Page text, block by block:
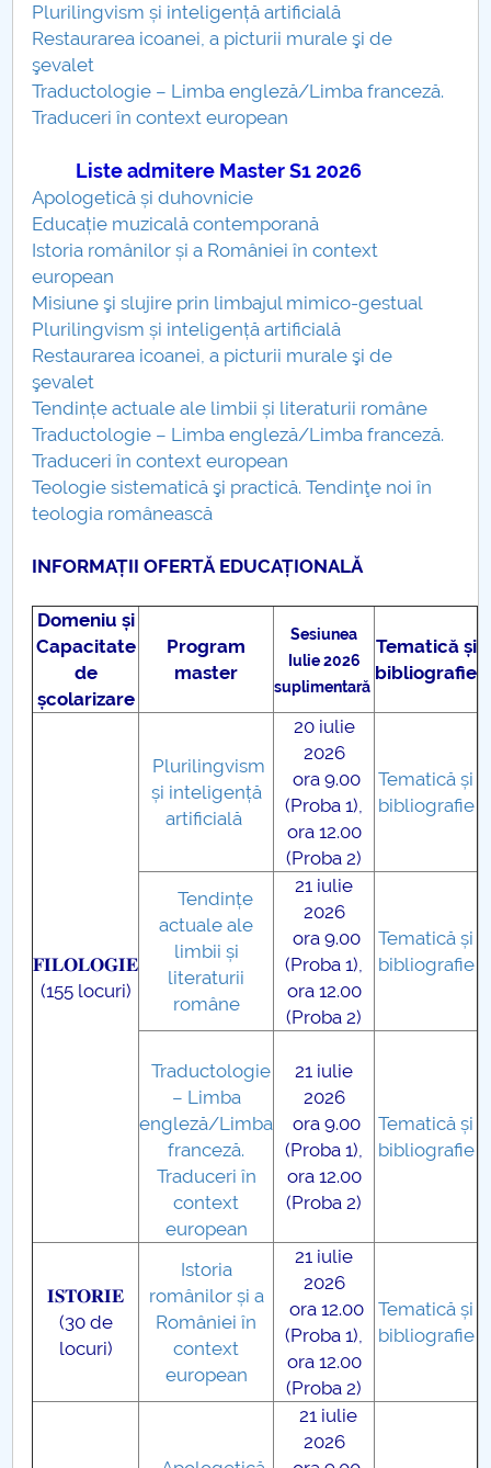
Raportul Conducerii Centrului Universitar Pitești
privind implementarea Planului Operațional 2020-
2024
Centrul de Consiliere și Orientare în Carieră
Chestionar angajabilitate ALUMNI – UPB
CAR2026
MENIU CANTINA
Admitere licență 2026
Admitere master 2026
Admitere Școala doctorală Filologie
Plurilingvism și inteligență artificială
Restaurarea icoanei, a picturii murale şi de
şevalet
Traductologie – Limba engleză/Limba franceză.
Traduceri în context european
Liste admitere Master S1 2026
Apologetică și duhovnicie
Educație muzicală contemporană
Istoria românilor și a României în context
european
Misiune şi slujire prin limbajul mimico-gestual
Plurilingvism și inteligență artificială
Restaurarea icoanei, a picturii murale şi de
şevalet
Tendințe actuale ale limbii și literaturii române
Traductologie – Limba engleză/Limba franceză.
Traduceri în context european
Teologie sistematică şi practică. Tendinţe noi în
teologia românească
INFORMAȚII OFERTĂ EDUCAȚIONALĂ
Domeniu și
Capacitate
de
școlarizare
Program
master
Sesiunea
Iulie 2026
suplimentară
Tematică și
bibliografie
𝐅𝐈𝐋𝐎𝐋𝐎𝐆𝐈𝐄
(155 locuri)
Plurilingvism
și inteligență
artificială
20 iulie
2026
ora 9.00
(Proba 1),
ora 12.00
(Proba 2)
Tematică și
bibliografie
Tendințe
actuale ale
limbii și
literaturii
române
21 iulie
2026
ora 9.00
(Proba 1),
ora 12.00
(Proba 2)
Tematică și
bibliografie
Traductologie
– Limba
engleză/Limba
franceză.
Traduceri în
context
european
21 iulie
2026
ora 9.00
(Proba 1),
ora 12.00
(Proba 2)
Tematică și
bibliografie
𝐈𝐒𝐓𝐎𝐑𝐈𝐄
(30 de
locuri)
Istoria
românilor și a
României în
context
european
21 iulie
2026
ora 12.00
(Proba 1),
ora 12.00
(Proba 2)
Tematică și
bibliografie
21 iulie
2026